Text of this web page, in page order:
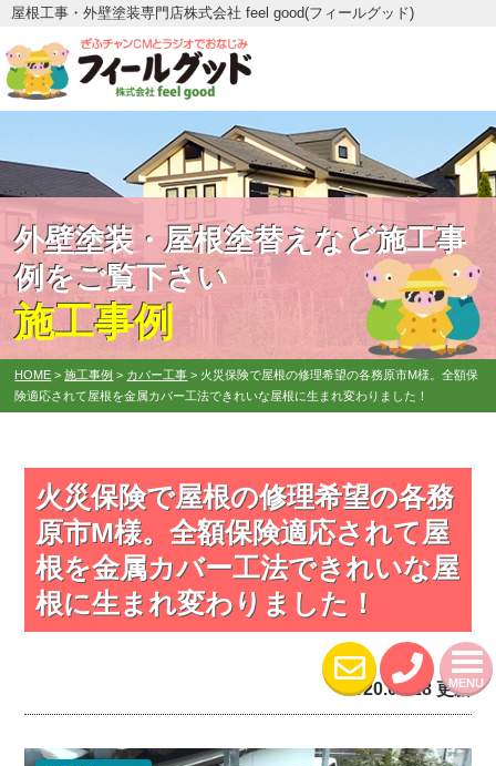
屋根工事・外壁塗装専門店株式会社 feel good(フィールグッド)
MENU
外壁塗装・屋根塗替えなど施工事
例をご覧下さい
施工事例
HOME >施工事例 > カバー工事 > 火災保険で屋根の修理希望の各務原市M様。全額保
険適応されて屋根を金属カバー工法できれいな屋根に生まれ変わりました！
火災保険で屋根の修理希望の各務
原市M様。全額保険適応されて屋
根を金属カバー工法できれいな屋
根に生まれ変わりました！
2020.07.28 更新